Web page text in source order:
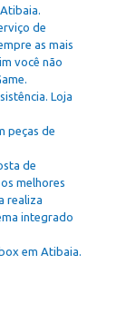
de
as mais
você não
Loja
peças de
de
melhores
realiza
integrado
em Atibaia.